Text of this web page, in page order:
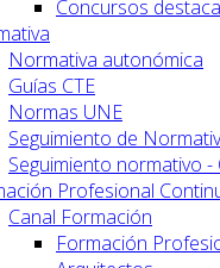
Concursos
Normativa autonómica
Guías CTE
Normas UNE
Seguimiento de
Seguimiento normativo
Profesional
Canal Formación
Formación